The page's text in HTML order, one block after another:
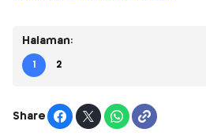
Halaman:
1 2
Share